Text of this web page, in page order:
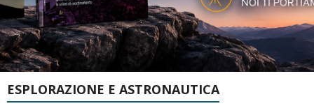
ESPLORAZIONE E ASTRONAUTICA